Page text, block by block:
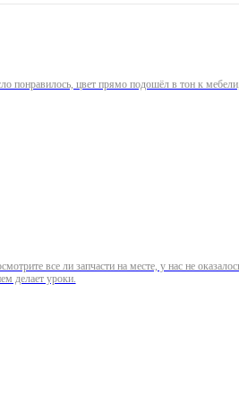
понравилось, цвет прямо подошёл в тон к
все ли запчасти на месте, у нас не
делает уроки.